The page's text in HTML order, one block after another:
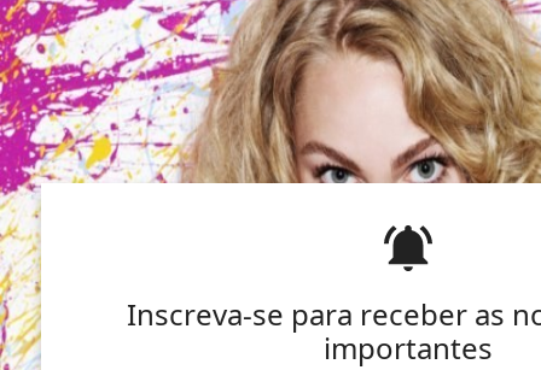
Inscreva-se para receber as
importantes